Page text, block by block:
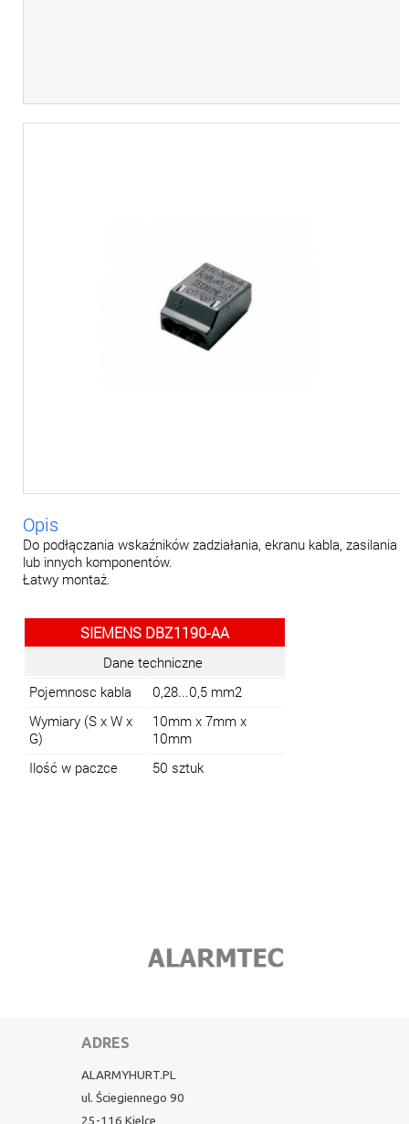
Opis
Do podłączania wskaźników zadziałania, ekranu kabla, zasilania
lub innych komponentów.
Łatwy montaż.
SIEMENS DBZ1190-AA
Dane techniczne
Pojemnosc kabla
0,28...0,5 mm2
Wymiary (S x W x
G)
10mm x 7mm x
10mm
Ilość w paczce
50 sztuk
ADRES
ALARMYHURT.PL
ul. Ściegiennego 90
25-116 Kielce